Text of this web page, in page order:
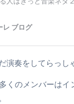
演奏をしてらっし
くのメンバーは